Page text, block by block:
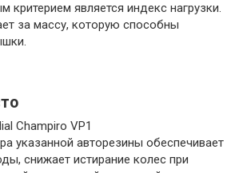
является индекс нагрузки.
за массу, которую способны
Champiro VP1
указанной авторезины обеспечивает
снижает истирание колес при